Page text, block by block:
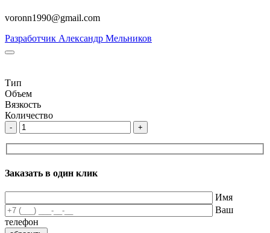
voronn1990@gmail.com
Разработчик Александр Мельников
Тип
Объем
Вязкость
Количество
- +
Заказать в один клик
Имя
Ваш
телефон